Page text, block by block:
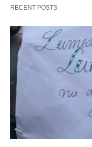
RECENT POSTS